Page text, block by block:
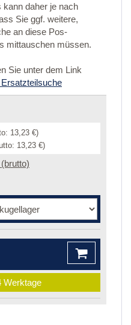
daher je nach
Sie ggf. weitere,
an diese Pos-
mittauschen müssen.
Sie unter dem Link
13,23 €)
13,23 €)
Werktage